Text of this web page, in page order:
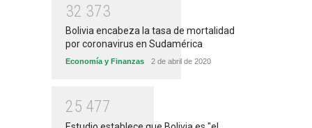
32 373
Bolivia encabeza la tasa de mortalidad
por coronavirus en Sudamérica
Economía y Finanzas 2 de abril de 2020
25 477